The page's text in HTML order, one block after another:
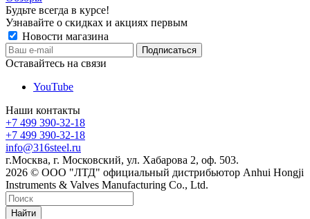
Будьте всегда в курсе!
Узнавайте о скидках и акциях первым
Новости магазина
Оставайтесь на связи
YouTube
Наши контакты
+7 499 390-32-18
+7 499 390-32-18
info@316steel.ru
г.Москва, г. Московский, ул. Хабарова 2, оф. 503.
2026 © ООО "ЛТД" официальный дистрибьютор Anhui Hongji
Instruments & Valves Manufacturing Co., Ltd.
Найти